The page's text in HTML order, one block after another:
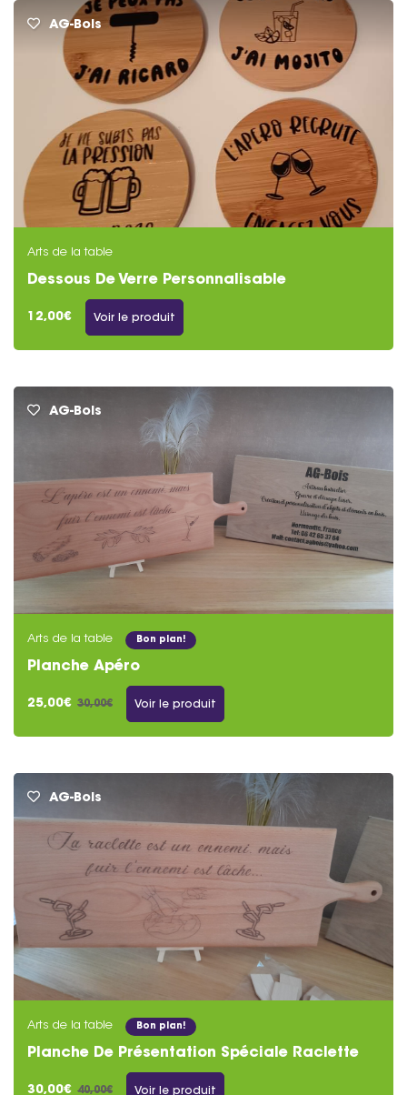
AG-Bois
Arts de la table
Dessous De Verre Personnalisable
12,00€ Voir le produit
AG-Bois
Arts de la table Bon plan!
Planche Apéro
25,00€ 30,00€ Voir le produit
AG-Bois
Arts de la table Bon plan!
Planche De Présentation Spéciale Raclette
30,00€ 40,00€ Voir le produit